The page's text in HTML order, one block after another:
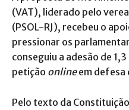
(VAT), liderado pelo
(PSOL-RJ), recebeu o
pressionar os
conseguiu a adesão de
petição onlineem defesa
Pelo texto da